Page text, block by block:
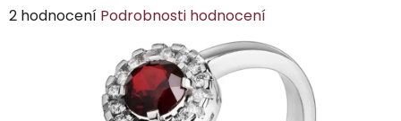
Průměrné
2 hodnocení Podrobnosti hodnocení